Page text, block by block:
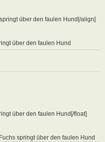
über den faulen Hund[/align]
über den faulen Hund
über den faulen Hund[/float]
springt über den faulen Hund